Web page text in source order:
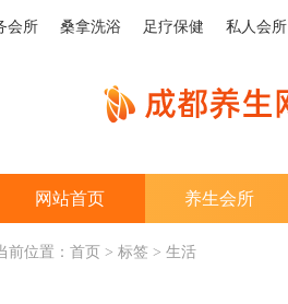
会所 桑拿洗浴 足疗保健 私人会所
网站首页 养生会所
前位置： 首页 > 标签 > 生活